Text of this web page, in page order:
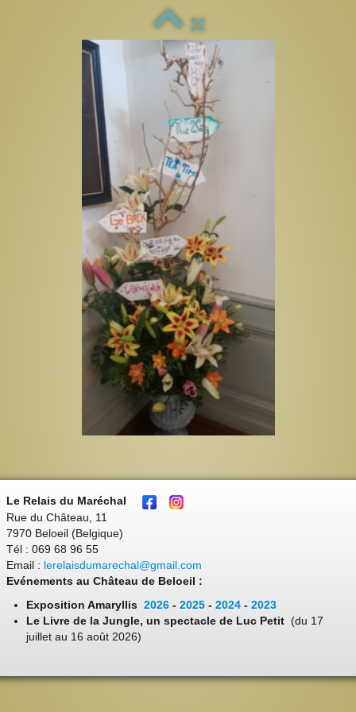
Le Relais du Maréchal
Rue du Château, 11
7970 Beloeil (Belgique)
Tél : 069 68 96 55
Email : lerelaisdumarechal@gmail.com
Evénements au Château de Beloeil :
Exposition Amaryllis 2026 - 2025 - 2024 - 2023
Le Livre de la Jungle, un spectacle de Luc Petit (du 17
juillet au 16 août 2026)